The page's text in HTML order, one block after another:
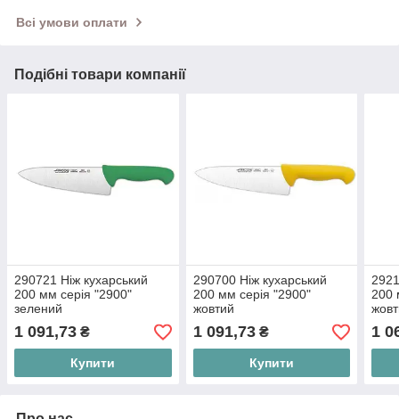
Всі умови оплати
Подібні товари компанії
290721 Ніж кухарський
200 мм серія "2900"
зелений
1 091,73 ₴
Купити
290700 Ніж кухарський
200 мм серія "2900"
жовтий
1 091,73₴
Купити
200
1